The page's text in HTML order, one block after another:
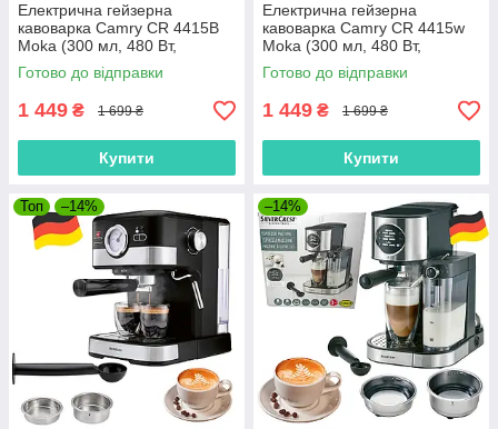
Електрична гейзерна
кавоварка Camry CR 4415B
Moka (300 мл, 480 Вт,
Польща)
Готово до відправки
1 449 ₴ 1 699 ₴
Купити
Електрична гейзерна
кавоварка Camry CR 4415w
Moka (300 мл, 480 Вт,
Польща)
Готово до відправки
1 449 ₴ 1 699 ₴
Купити
Топ –14% –14%